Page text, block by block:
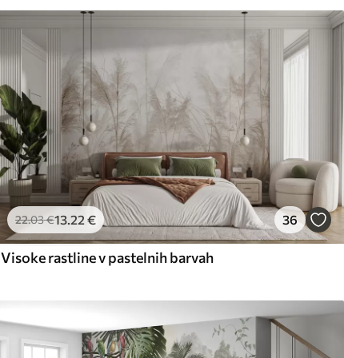
22.03€13.22 € 36
Visoke rastline v pastelnih barvah